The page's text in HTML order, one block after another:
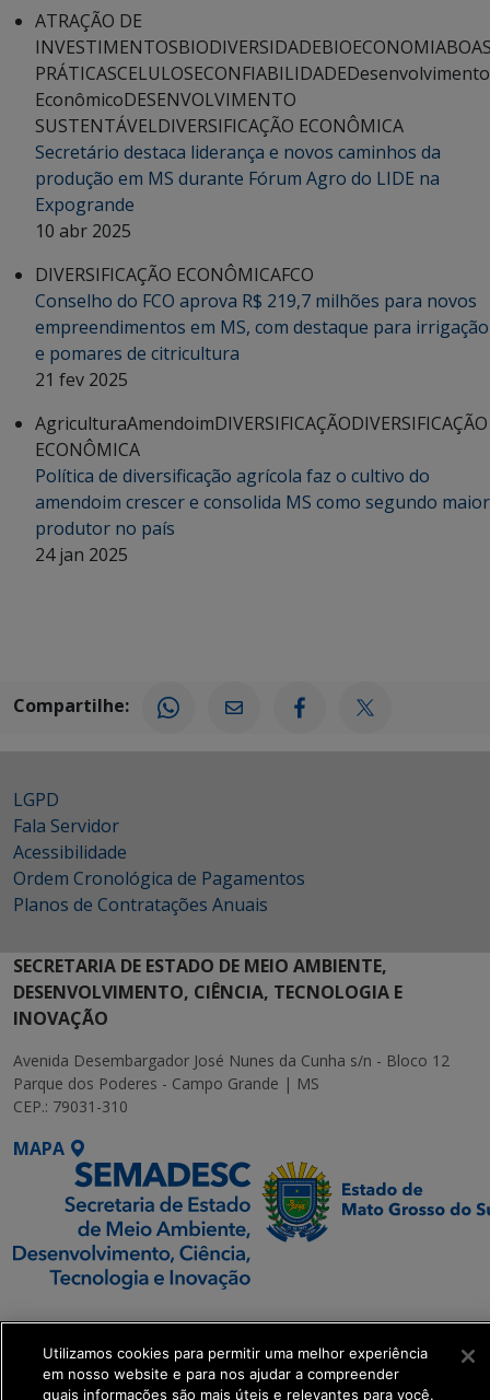
ATRAÇÃO DE
INVESTIMENTOSBIODIVERSIDADEBIOECONOMIA
PRÁTICASCELULOSECONFIABILIDADEDesenvolvimento
EconômicoDESENVOLVIMENTO
SUSTENTÁVELDIVERSIFICAÇÃO ECONÔMICA
Secretário destaca liderança e novos caminhos da
produção em MS durante Fórum Agro do LIDE na
Expogrande
10 abr 2025
DIVERSIFICAÇÃO ECONÔMICAFCO
Conselho do FCO aprova R$ 219,7 milhões para novos
empreendimentos em MS, com destaque para irrigação
e pomares de citricultura
21 fev 2025
AgriculturaAmendoimDIVERSIFICAÇÃODIVERSIFICAÇÃO
ECONÔMICA
Política de diversificação agrícola faz o cultivo do
amendoim crescer e consolida MS como segundo maior
produtor no país
24 jan 2025
Compartilhe:
LGPD
Fala Servidor
Acessibilidade
Ordem Cronológica de Pagamentos
Planos de Contratações Anuais
SECRETARIA DE ESTADO DE MEIO AMBIENTE,
DESENVOLVIMENTO, CIÊNCIA, TECNOLOGIA E
INOVAÇÃO
Avenida Desembargador José Nunes da Cunha s/n - Bloco 12
Parque dos Poderes - Campo Grande | MS
CEP.: 79031-310
MAPA
SETDIG | Secretaria-
Executiva de
Transformação Digital
Utilizamos cookies para permitir uma melhor experiência
em nosso website e para nos ajudar a compreender
quais informações são mais úteis e relevantes para você.